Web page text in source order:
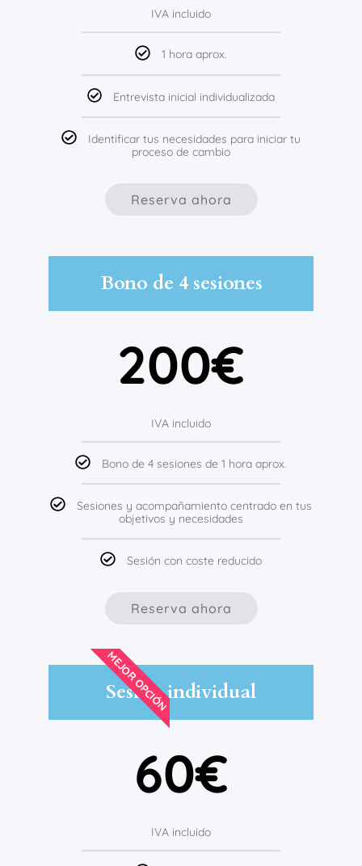
IVA incluido
1 hora aprox.
Entrevista inicial individualizada
Identificar tus necesidades para iniciar tu
proceso de cambio
Reserva ahora
Bono de 4 sesiones
200€
IVA incluido
Bono de 4 sesiones de 1 hora aprox.
Sesiones y acompañamiento centrado en tus
objetivos y necesidades
Sesión con coste reducido
Reserva ahora
MEJOR OPCIÓN
Sesión individual
60€
IVA incluido